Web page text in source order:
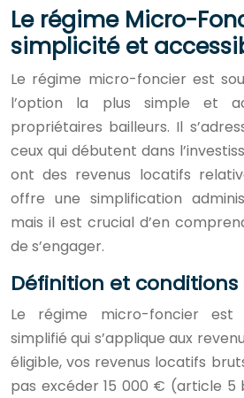
Le régime Micro-
simplicité et
Le régime micro-foncier est
l’option la plus simple et
propriétaires bailleurs. Il
ceux qui débutent dans
ont des revenus locatifs
offre une simplification
mais il est crucial d’en
de s’engager.
Définition et conditions
Le régime micro-foncier est
simplifié qui s’applique aux
éligible, vos revenus locatifs
pas excéder 15 000 € (article 5